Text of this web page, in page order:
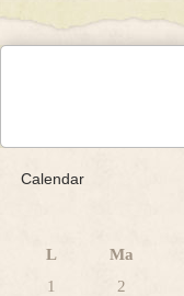
Calendar
L Ma
1
2